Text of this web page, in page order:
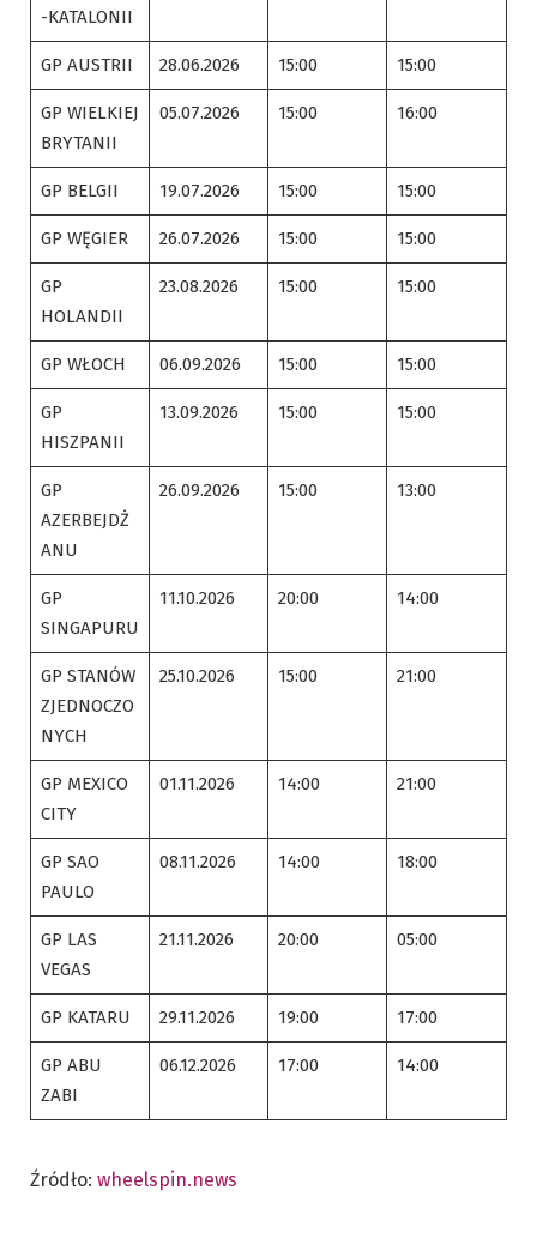
-KATALONII
GP AUSTRII 28.06.2026 15:00 15:00
GP WIELKIEJ
BRYTANII
05.07.2026 15:00 16:00
GP BELGII 19.07.2026 15:00 15:00
GP WĘGIER 26.07.2026 15:00 15:00
GP
HOLANDII
23.08.2026 15:00 15:00
GP WŁOCH 06.09.2026 15:00 15:00
GP
HISZPANII
13.09.2026 15:00 15:00
GP
AZERBEJDŻ
ANU
26.09.2026 15:00 13:00
GP
SINGAPURU
11.10.2026 20:00 14:00
GP STANÓW
ZJEDNOCZO
NYCH
25.10.2026 15:00 21:00
GP MEXICO
CITY
01.11.2026 14:00 21:00
GP SAO
PAULO
08.11.2026 14:00 18:00
GP LAS
VEGAS
21.11.2026 20:00 05:00
GP KATARU 29.11.2026 19:00 17:00
GP ABU
ZABI
06.12.2026 17:00 14:00
Źródło: wheelspin.news